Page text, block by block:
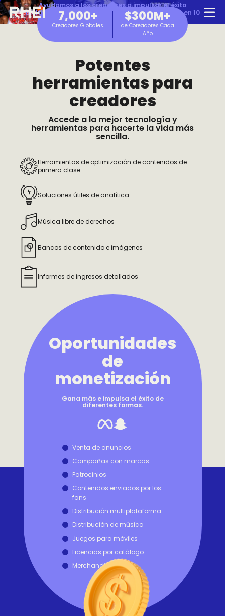
Main navigation
Soluciones Para Creadores
Soluciones De Publicidad
Blog
Pусский
한국어
Tiếng Việt
Deutsch
العربية
日本語
Ayudamos a los creadores a impulsar el éxito
multiplataforma, operando internacionalmente en 10
idiomas y más de 20 países.
Hazte partner de RHEI
7,000+
Creadores Globales
$300M+
de Coreadores Cada
Año
Potentes
herramientas para
creadores
Accede a la mejor tecnología y
herramientas para hacerte la vida más
sencilla.
Herramientas de optimización de contenidos de
primera clase
Soluciones útiles de analítica
Música libre de derechos
Bancos de contenido e imágenes
Informes de ingresos detallados
Oportunidades
de
monetización
Gana más e impulsa el éxito de
diferentes formas.
Venta de anuncios
Campañas con marcas
Patrocinios
Contenidos enviados por los
fans
Distribución multiplataforma
Distribución de música
Juegos para móviles
Licencias por catálogo
Merchandising